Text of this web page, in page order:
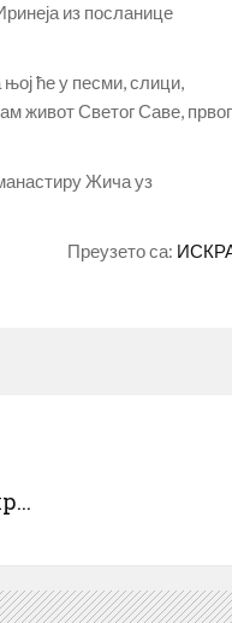
из посланице
ће у песми, слици,
живот Светог Саве, првог
Жича уз
Преузето са: